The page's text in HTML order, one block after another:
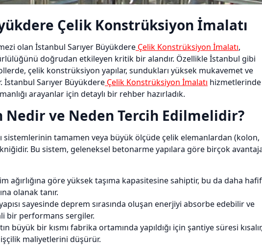
Çelik Konstrüksiyon İmalatı
olan İstanbul Sarıyer Büyükdere Çelik Konstrüksiyon İmalatı,
doğrudan etkileyen kritik bir alandır. Özellikle İstanbul gibi
çelik konstrüksiyon yapılar, sundukları yüksek mukavemet ve
İstanbul Sarıyer Büyükdere Çelik Konstrüksiyon İmalatı hizmetlerinde
arayanlar için detaylı bir rehber hazırladık.
ve Neden Tercih Edilmelidir?
sistemlerinin tamamen veya büyük ölçüde çelik elemanlardan (kolon,
Bu sistem, geleneksel betonarme yapılara göre birçok
ağırlığına göre yüksek taşıma kapasitesine sahiptir, bu da daha hafif
olanak tanır.
sayesinde deprem sırasında oluşan enerjiyi absorbe edebilir ve
bir performans sergiler.
büyük bir kısmı fabrika ortamında yapıldığı için şantiye süresi
maliyetlerini düşürür.